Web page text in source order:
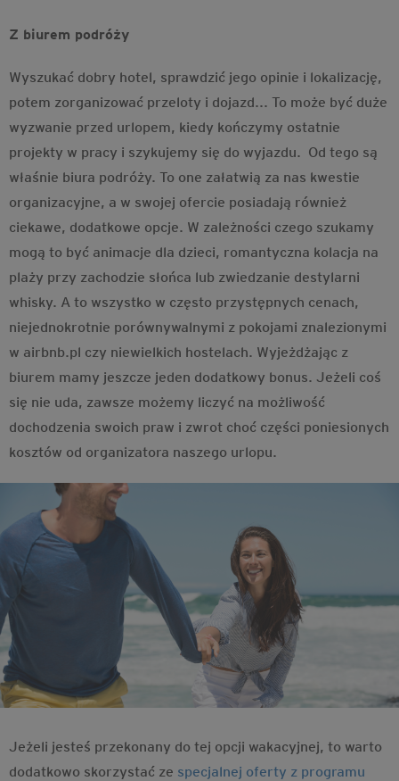
Z biurem podróży
Wyszukać dobry hotel, sprawdzić jego opinie i lokalizację,
potem zorganizować przeloty i dojazd... To może być duże
wyzwanie przed urlopem, kiedy kończymy ostatnie
projekty w pracy i szykujemy się do wyjazdu. Od tego są
właśnie biura podróży. To one załatwią za nas kwestie
organizacyjne, a w swojej ofercie posiadają również
ciekawe, dodatkowe opcje. W zależności czego szukamy
mogą to być animacje dla dzieci, romantyczna kolacja na
plaży przy zachodzie słońca lub zwiedzanie destylarni
whisky. A to wszystko w często przystępnych cenach,
niejednokrotnie porównywalnymi z pokojami znalezionymi
w airbnb.pl czy niewielkich hostelach. Wyjeżdżając z
biurem mamy jeszcze jeden dodatkowy bonus. Jeżeli coś
się nie uda, zawsze możemy liczyć na możliwość
dochodzenia swoich praw i zwrot choć części poniesionych
kosztów od organizatora naszego urlopu.
Jeżeli jesteś przekonany do tej opcji wakacyjnej, to warto
dodatkowo skorzystać ze specjalnej oferty z programu